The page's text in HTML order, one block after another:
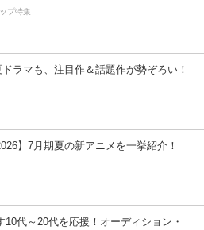
プ特集
ラマも、注目作＆話題作が勢ぞろい！
】7月期夏の新アニメを一挙紹介！
10代～20代を応援！オーディション・